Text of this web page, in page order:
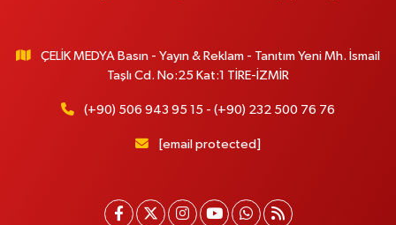
ÇELİK MEDYA Basın - Yayın & Reklam - Tanıtım Yeni Mh. İsmail
Taşlı Cd. No:25 Kat:1 TİRE-İZMİR
(+90) 506 943 95 15 - (+90) 232 500 76 76
[email protected]